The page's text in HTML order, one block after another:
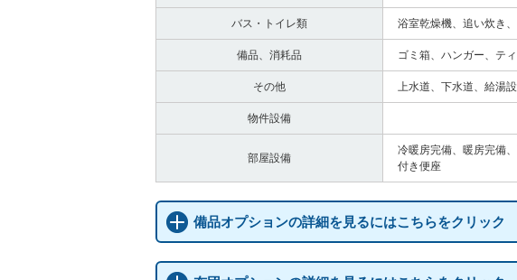
バス・トイレ類 浴室乾燥機、追い炊き
備品、消耗品 ゴミ箱、ハンガー、テ
その他 上水道、下水道、給湯
物件設備
部屋設備
冷暖房完備、暖房完備
付き便座
備品オプションの詳細を見るにはこちらをクリック